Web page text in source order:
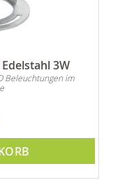
3W
Beleuchtungen im